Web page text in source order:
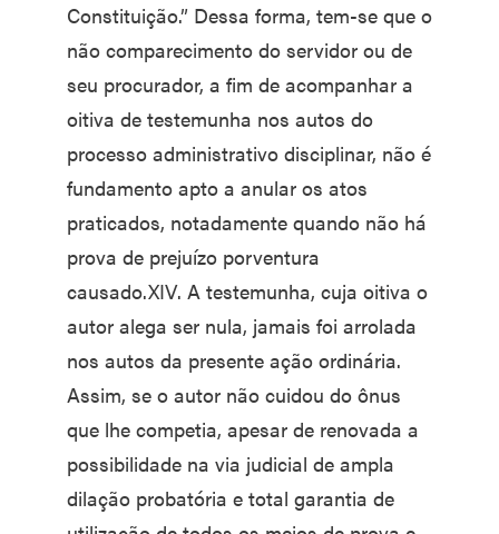
Constituição.” Dessa forma, tem-se que o
não comparecimento do servidor ou de
seu procurador, a fim de acompanhar a
oitiva de testemunha nos autos do
processo administrativo disciplinar, não é
fundamento apto a anular os atos
praticados, notadamente quando não há
prova de prejuízo porventura
causado.XIV. A testemunha, cuja oitiva o
autor alega ser nula, jamais foi arrolada
nos autos da presente ação ordinária.
Assim, se o autor não cuidou do ônus
que lhe competia, apesar de renovada a
possibilidade na via judicial de ampla
dilação probatória e total garantia de